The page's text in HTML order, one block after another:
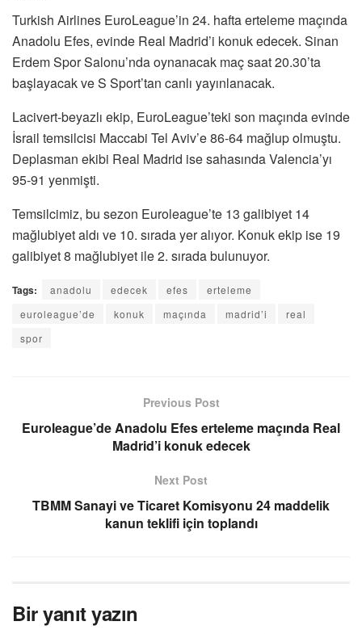
Turkish Airlines EuroLeague’in 24. hafta erteleme maçında
Anadolu Efes, evinde Real Madrid’i konuk edecek. Sinan
Erdem Spor Salonu’nda oynanacak maç saat 20.30’ta
başlayacak ve S Sport’tan canlı yayınlanacak.
Lacivert-beyazlı ekip, EuroLeague’teki son maçında evinde
İsrail temsilcisi Maccabi Tel Aviv’e 86-64 mağlup olmuştu.
Deplasman ekibi Real Madrid ise sahasında Valencia’yı
95-91 yenmişti.
Temsilcimiz, bu sezon Euroleague’te 13 galibiyet 14
mağlubiyet aldı ve 10. sırada yer alıyor. Konuk ekip ise 19
galibiyet 8 mağlubiyet ile 2. sırada bulunuyor.
Tags: anadolu edecek efes
erteleme
euroleague’de
konuk maçında madrid’i
real
spor
Previous Post
Euroleague’de Anadolu Efes erteleme maçında Real
Madrid’i konuk edecek
Next Post
TBMM Sanayi ve Ticaret Komisyonu 24 maddelik
kanun teklifi için toplandı
Bir yanıt yazın